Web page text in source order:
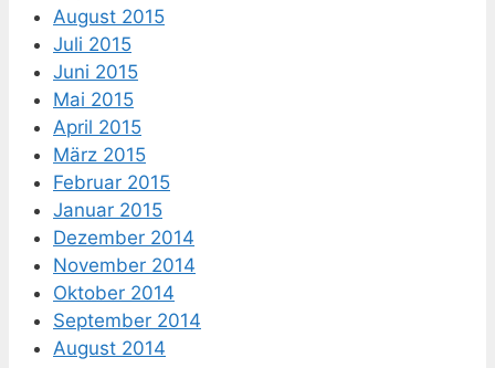
August 2015
Juli 2015
Juni 2015
Mai 2015
April 2015
März 2015
Februar 2015
Januar 2015
Dezember 2014
November 2014
Oktober 2014
September 2014
August 2014